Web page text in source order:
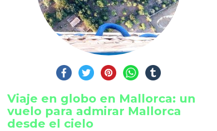
Viaje en globo en Mallorca: un
vuelo para admirar Mallorca
desde el cielo